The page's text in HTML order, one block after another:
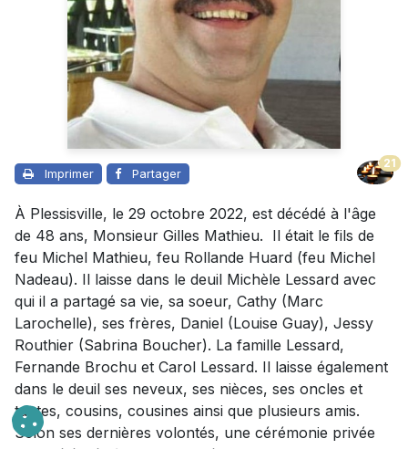
Imprimer Partager
21
À Plessisville, le 29 octobre 2022, est décédé à l'âge
de 48 ans, Monsieur Gilles Mathieu. Il était le fils de
feu Michel Mathieu, feu Rollande Huard (feu Michel
Nadeau). Il laisse dans le deuil Michèle Lessard avec
qui il a partagé sa vie, sa soeur, Cathy (Marc
Larochelle), ses frères, Daniel (Louise Guay), Jessy
Routhier (Sabrina Boucher). La famille Lessard,
Fernande Brochu et Carol Lessard. Il laisse également
dans le deuil ses neveux, ses nièces, ses oncles et
tantes, cousins, cousines ainsi que plusieurs amis.
Selon ses dernières volontés, une cérémonie privée